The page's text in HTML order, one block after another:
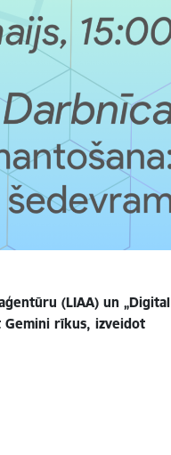
(LIAA) un „Digital
Gemini rīkus, izveidot